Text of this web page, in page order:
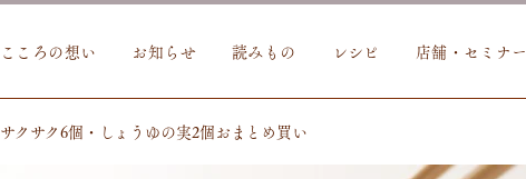
こころの想い お知らせ 読みもの レシピ 店舗・セミナー
サクサク6個・しょうゆの実2個おまとめ買い